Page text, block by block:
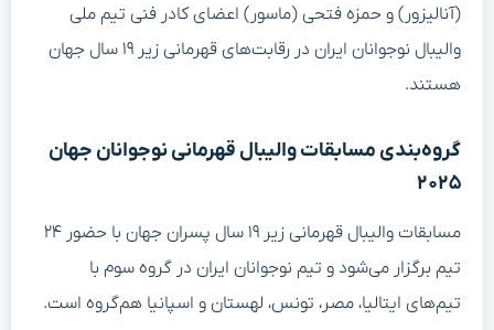
(آنالیزور) و حمزه فتحی (ماسور) اعضای کادر فنی تیم ملی
والیبال نوجوانان ایران در رقابت‌های قهرمانی زیر ۱۹ سال جهان
هستند.
گروه‌بندی مسابقات والیبال قهرمانی نوجوانان جهان
۲۰۲۵
مسابقات والیبال قهرمانی زیر ۱۹ سال پسران جهان با حضور ۲۴
تیم برگزار می‌شود و تیم نوجوانان ایران در گروه سوم با
تیم‌های ایتالیا، مصر، تونس، لهستان و اسپانیا هم‌گروه است.